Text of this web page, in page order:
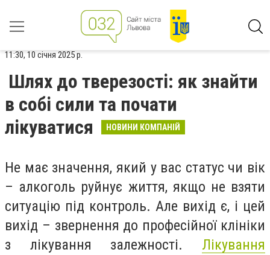
11:30, 10 січня 2025 р.
Шлях до тверезості: як знайти
в собі сили та почати
лікуватися
НОВИНИ КОМПАНІЙ
Не має значення, який у вас статус чи вік
– алкоголь руйнує життя, якщо не взяти
ситуацію під контроль. Але вихід є, і цей
вихід – звернення до професійної клініки
з лікування залежності. Лікування